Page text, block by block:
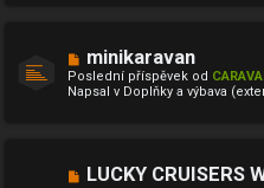
ě
v
e
N
o
v
ý
minikaravan
Poslední příspěvek od
Napsal v Doplňky a výbava
N
oLUCKY CRUISERS